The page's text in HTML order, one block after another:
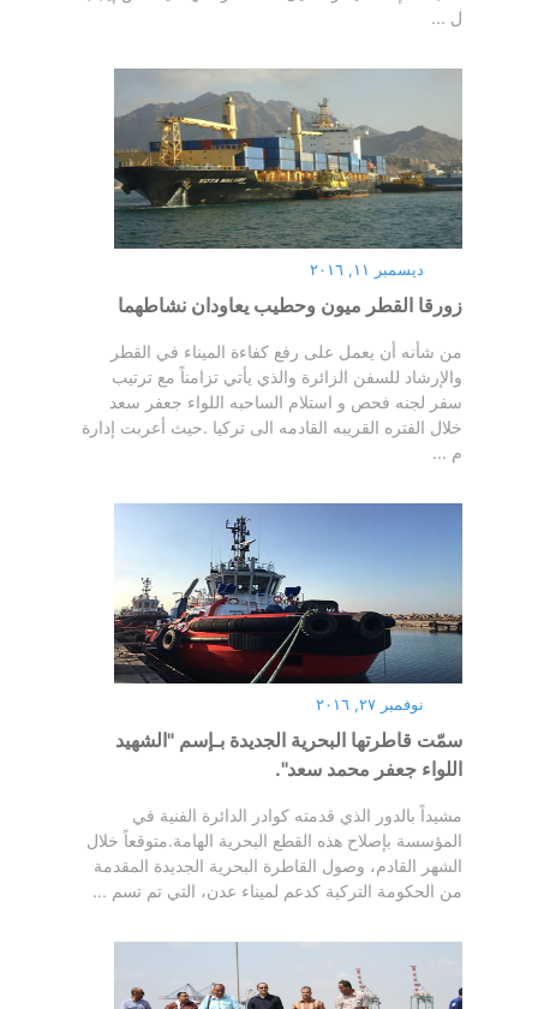
ل ...
ديسمبر ١١, ٢٠١٦
زورقا القطر ميون وحطيب يعاودان نشاطهما
من شأنه أن يعمل على رفع كفاءة الميناء في القطر
والإرشاد للسفن الزائرة والذي يأتي تزامناً مع ترتيب
سفر لجنه فحص و استلام الساحبه اللواء جعفر سعد
خلال الفتره القريبه القادمه الى تركيا .حيث أعربت إدارة
م ...
نوفمبر ٢٧, ٢٠١٦
سمّت قاطرتها البحرية الجديدة بـإسم "الشهيد
اللواء جعفر محمد سعد".
مشيداً بالدور الذي قدمته كوادر الدائرة الفنية في
المؤسسة بإصلاح هذه القطع البحرية الهامة.متوقعاً خلال
الشهر القادم، وصول القاطرة البحرية الجديدة المقدمة
من الحكومة التركية كدعم لميناء عدن، التي تم تسم ...